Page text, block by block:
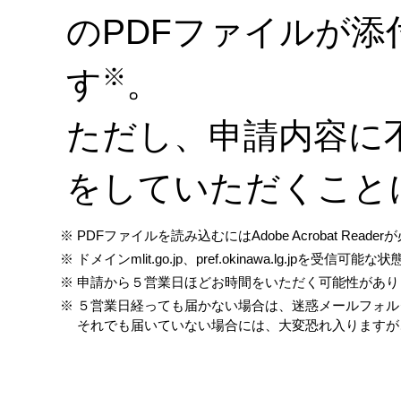
のPDFファイルが添
す※ 。
ただし、申請内容に
をしていただくこ
※ PDFファイルを読み込むにはAdobe Acrobat Reader
※
ドメインmlit.go.jp、pref.okinawa.lg.jpを受信可能な状
※ 申請から５営業日ほどお時間をいただく可能性があ
※ ５営業日経っても届かない場合は、迷惑メールフォ
それでも届いていない場合には、大変恐れ入ります